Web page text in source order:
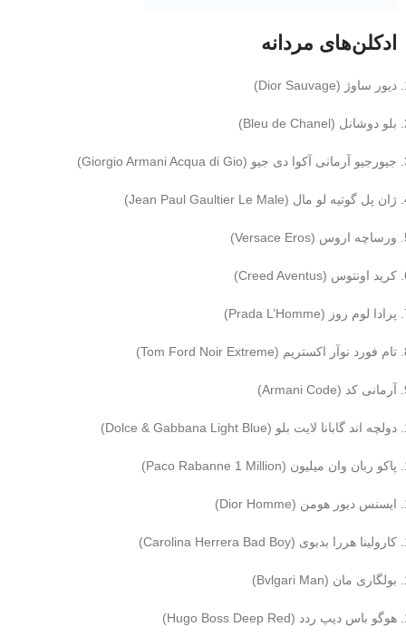
ادکلن‌های مردانه
دیور ساوژ (Dior Sauvage)
بلو دوشانل (Bleu de Chanel)
جیورجیو آرمانی آکوا دی جیو (Giorgio Armani Acqua di Gio)
ژان پل گوتیه لو مال (Jean Paul Gaultier Le Male)
ورساچه اروس (Versace Eros)
کرید اونتوس (Creed Aventus)
پرادا لوم روز (Prada L’Homme)
تام فورد نوآر اکستریم (Tom Ford Noir Extreme)
آرمانی کد (Armani Code)
دولچه اند گابانا لایت بلو (Dolce & Gabbana Light Blue)
پاکو ربان وان میلیون (Paco Rabanne 1 Million)
ایسنس دیور هومن (Dior Homme)
کارولینا هررا بدبوی (Carolina Herrera Bad Boy)
بولگاری مان (Bvlgari Man)
هوگو باس دیپ ردد (Hugo Boss Deep Red)